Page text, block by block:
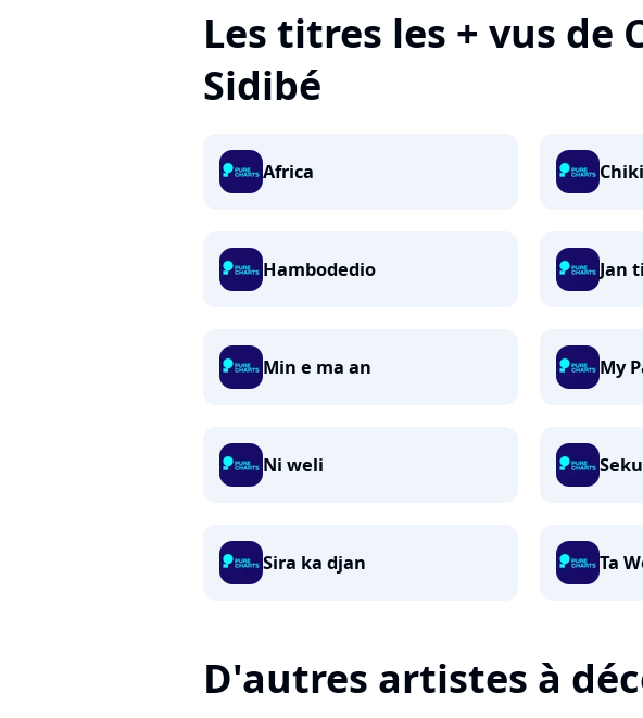
Les titres les + vus de
Sidibé
Africa
Hambodedio Jan
Min e ma an My
Ni weli
Sira ka djan Ta
D'autres artistes à